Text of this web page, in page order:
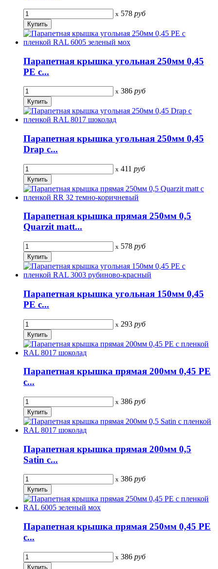
x 578 руб
Парапетная крышка угольная 250мм 0,45
PE с...
x 386 руб
Парапетная крышка угольная 250мм 0,45
Drap с...
x 411 руб
Парапетная крышка прямая 250мм 0,5
Quarzit matt...
x 578 руб
Парапетная крышка угольная 150мм 0,45
PE с...
x 293 руб
Парапетная крышка прямая 200мм 0,45 PE
с...
x 386 руб
Парапетная крышка прямая 200мм 0,5
Satin с...
x 386 руб
Парапетная крышка прямая 250мм 0,45 PE
с...
x 386 руб